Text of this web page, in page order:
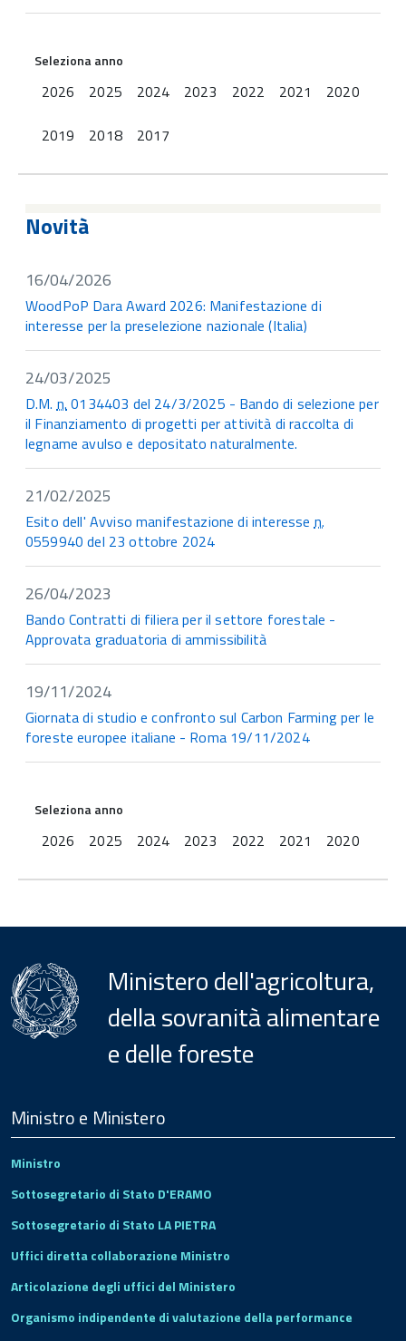
Seleziona anno
2026 2025 2024 2023 2022 2021
2020
2019
2018 2017
Novità
16/04/2026
WoodPoP Dara Award 2026: Manifestazione di
interesse per la preselezione nazionale (Italia)
24/03/2025
D.M.n.0134403 del 24/3/2025 - Bando di selezione per
il Finanziamento di progetti per attività di raccolta di
legname avulso e depositato naturalmente.
21/02/2025
Esito dell' Avviso manifestazione di interessen.
0559940 del 23 ottobre 2024
26/04/2023
Bando Contratti di filiera per il settore forestale -
Approvata graduatoria di ammissibilità
19/11/2024
Giornata di studio e confronto sul Carbon Farming per le
foreste europee italiane - Roma 19/11/2024
Seleziona anno
2026 2025 2024 2023 2022 2021 2020
Ministero dell'agricoltura,
della sovranità alimentare
e delle foreste
Footer
Ministro e Ministero
Ministro
Sottosegretario di Stato D'ERAMO
Sottosegretario di Stato LA PIETRA
Uffici diretta collaborazione Ministro
Articolazione degli uffici del Ministero
Organismo indipendente di valutazione della performance